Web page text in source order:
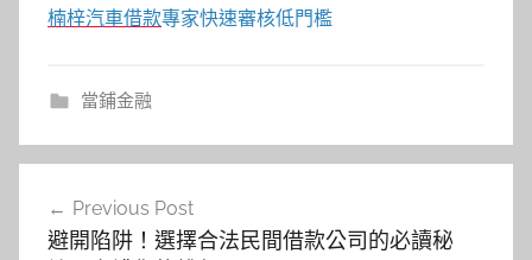
楠梓汽車借款專家快速審核低門檻
當鋪金融
章
Previous Post
避開陷阱！選擇合法民間借款公司的必讀秘